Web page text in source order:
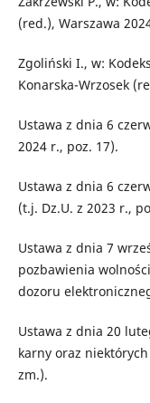
(red.), Warszawa
Zgoliński I., w:
Konarska-Wrzosek
Ustawa z dnia 6
2024 r., poz. 17).
Ustawa z dnia 6
(t.j. Dz.U. z 2023 r.,
Ustawa z dnia 7
pozbawienia
dozoru
Ustawa z dnia 20
karny oraz
zm.).